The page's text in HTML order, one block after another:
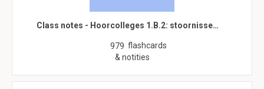
Class notes - Hoorcolleges 1.B.2: stoornisse…
979 flashcards
& notities